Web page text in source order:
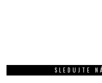
SLEDUJTE